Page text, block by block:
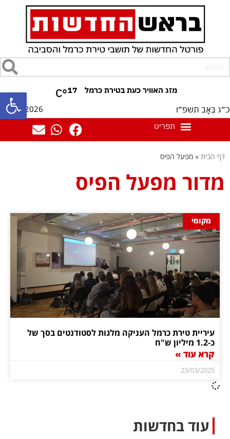
פתח 17
°C
כ״ג בְּאָב תשפ״ו 06/08/2026
דף הבית » מפעל הפיס
מדור מפעל הפיס
מקומי
עיריית טירת כרמל העניקה מלגות לסטודנטים בסך של
כ-1.2 מיליון ש"ח
קרא עוד »
23/03/2025
עוד בחדשות